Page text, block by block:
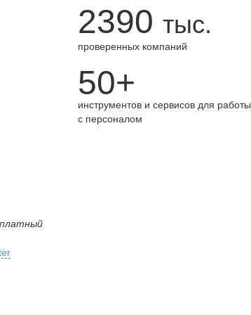
2390 тыс.
проверенных компаний
50+
инструментов и сервисов для работы
с персоналом